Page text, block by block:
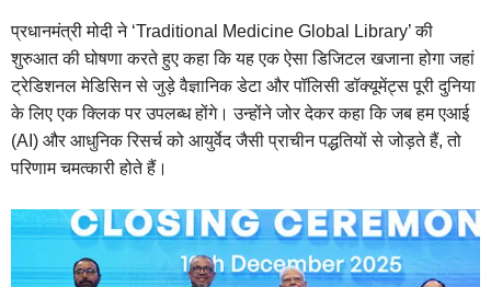
प्रधानमंत्री मोदी ने ‘Traditional Medicine Global Library’ की
शुरुआत की घोषणा करते हुए कहा कि यह एक ऐसा डिजिटल खजाना होगा जहां
ट्रेडिशनल मेडिसिन से जुड़े वैज्ञानिक डेटा और पॉलिसी डॉक्यूमेंट्स पूरी दुनिया
के लिए एक क्लिक पर उपलब्ध होंगे। उन्होंने जोर देकर कहा कि जब हम एआई
(AI) और आधुनिक रिसर्च को आयुर्वेद जैसी प्राचीन पद्धतियों से जोड़ते हैं, तो
परिणाम चमत्कारी होते हैं।